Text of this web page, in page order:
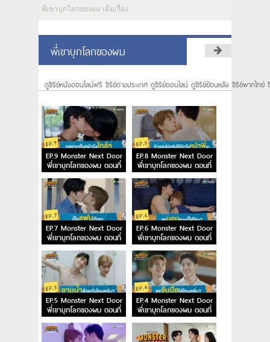
พี่เขาบุกโลกของผม เต็มเรื่อง
พี่เขาบุกโลกของผม
ดูซีรีย์หนังออนไลน์ฟรี ซีรีย์ต่างประเทศ ดูซีรีย์ออนไลน์ ดูซีรีย์ย้อนหลัง ซีรีย์พากไทย์
EP.9 Monster Next Door
พี่เขาบุกโลกของผม ตอนที่
9
EP.8 Monster Next Door
พี่เขาบุกโลกของผม ตอนที่
8
EP.7 Monster Next Door
พี่เขาบุกโลกของผม ตอนที่
7
EP.6 Monster Next Door
พี่เขาบุกโลกของผม ตอนที่
6
EP.5 Monster Next Door
พี่เขาบุกโลกของผม ตอนที่
5
EP.4 Monster Next Door
พี่เขาบุกโลกของผม ตอนที่
4